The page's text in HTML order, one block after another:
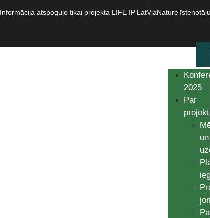
Informācija atspoguļo tikai projekta LIFE IP LatViaNature
2025
Par
projektu
un